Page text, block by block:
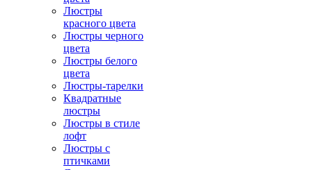
Люстры
красного цвета
Люстры черного
цвета
Люстры белого
цвета
Люстры-тарелки
Квадратные
люстры
Люстры в стиле
лофт
Люстры с
птичками